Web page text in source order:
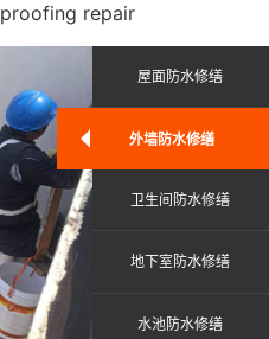
repair
屋面防水修缮
外墙防水修缮
卫生间防水修缮
地下室防水修缮
水池防水修缮